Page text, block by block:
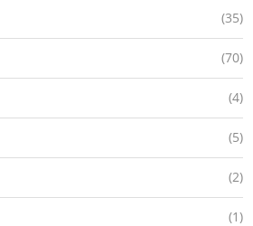
(35)
(70)
(4)
(5)
(2)
(1)